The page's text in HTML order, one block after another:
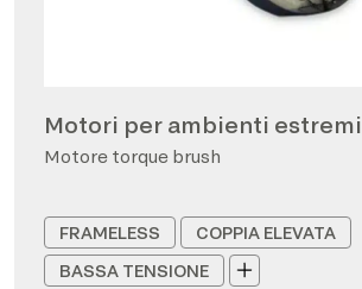
Motori per ambienti estremi
Motore torque brush
FRAMELESS
COPPIA ELEVATA
BASSA TENSIONE